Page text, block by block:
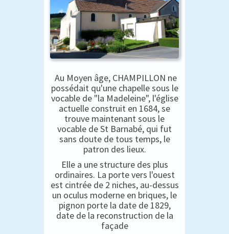
Au Moyen âge, CHAMPILLON ne
possédait qu'une chapelle sous le
vocable de "la Madeleine", l'église
actuelle construit en 1684, se
trouve maintenant sous le
vocable de St Barnabé, qui fut
sans doute de tous temps, le
patron des lieux.
Elle a une structure des plus
ordinaires. La porte vers l'ouest
est cintrée de 2 niches, au-dessus
un oculus moderne en briques, le
pignon porte la date de 1829,
date de la reconstruction de la
façade